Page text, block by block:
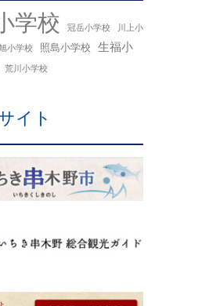
学校 冠岳小学校
川上小
小学校 照島小学校 生福小
荒川小学校
イト